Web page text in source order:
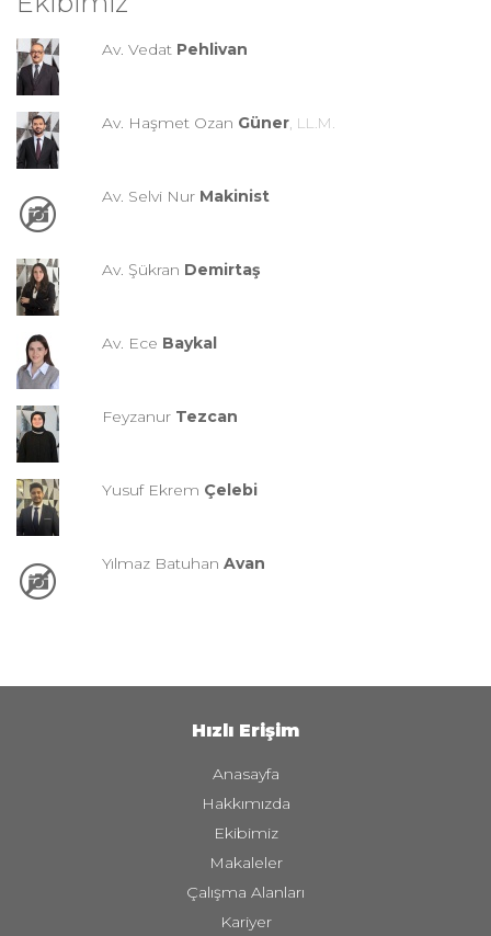
Av. Vedat Pehlivan
Av. Haşmet Ozan Güner, LL.M.
Av. Selvi Nur Makinist
Av. Şükran Demirtaş
Av. Ece Baykal
Feyzanur Tezcan
Yusuf Ekrem Çelebi
Yılmaz Batuhan Avan
Hızlı Erişim
Anasayfa
Hakkımızda
Ekibimiz
Makaleler
Çalışma Alanları
Kariyer